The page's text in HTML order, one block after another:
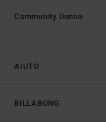
AIUTO
BILLABONG
Community Donna